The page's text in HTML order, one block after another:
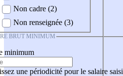
Non cadre (2)
Non renseignée (3)
BRUT MINIMUM
minimum
une périodicité pour le salaire saisi